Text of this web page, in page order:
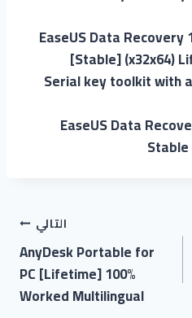
EaseUS Data
[Stable] (x32x64)
Serial key toolkit with
EaseUS Data
التالي
AnyDesk Portable for
PC [Lifetime] 100%
Worked Multilingual